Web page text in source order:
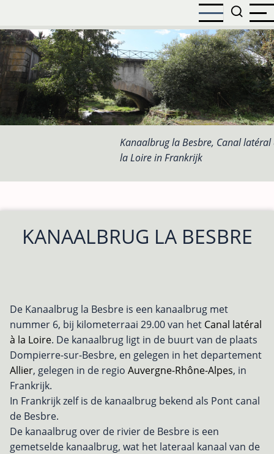
naar
de
inhoud
gaan
Kanaalbrug la Besbre, Canal latéral
la Loire in Frankrijk
KANAALBRUG LA BESBRE
De Kanaalbrug la Besbre is een kanaalbrug met
nummer 6, bij kilometerraai 29.00 van het Canal latéral
à la Loire. De kanaalbrug ligt in de buurt van de plaats
Dompierre-sur-Besbre, en gelegen in het departement
Allier, gelegen in de regio Auvergne-Rhône-Alpes, in
Frankrijk.
In Frankrijk zelf is de kanaalbrug bekend als Pont canal
de Besbre.
De kanaalbrug over de rivier de Besbre is een
gemetselde kanaalbrug, wat het lateraal kanaal van de